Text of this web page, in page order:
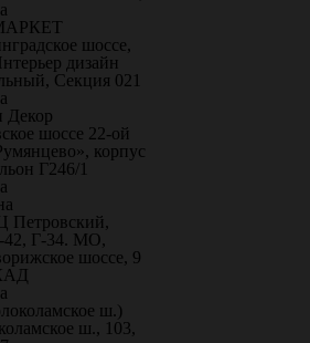
шоссе,
дизайн
Секция 021
шоссе 22-ой
корпус
Г246/1
Петровский,
42, Г-34. МО,
шоссе, 9
ш.)
ш., 103,